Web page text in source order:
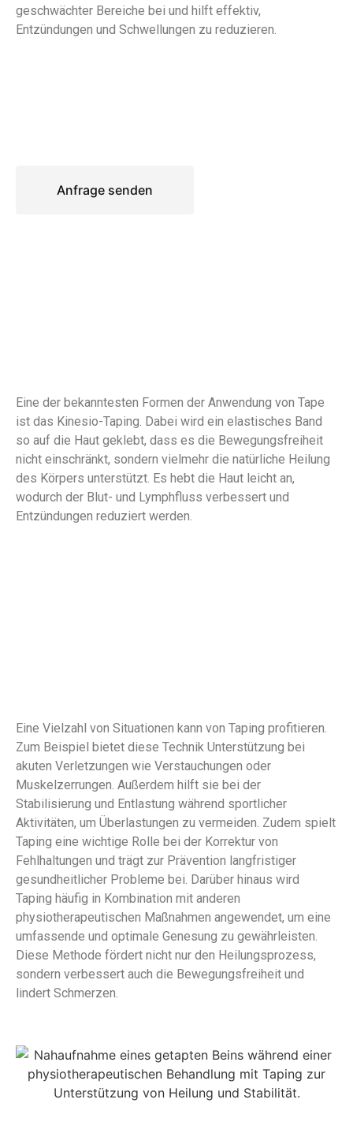
geschwächter Bereiche bei und hilft effektiv,
Entzündungen und Schwellungen zu reduzieren.
Anfrage senden
Eine der bekanntesten Formen der Anwendung von Tape
ist das Kinesio-Taping. Dabei wird ein elastisches Band
so auf die Haut geklebt, dass es die Bewegungsfreiheit
nicht einschränkt, sondern vielmehr die natürliche Heilung
des Körpers unterstützt. Es hebt die Haut leicht an,
wodurch der Blut- und Lymphfluss verbessert und
Entzündungen reduziert werden.
Eine Vielzahl von Situationen kann von Taping profitieren.
Zum Beispiel bietet diese Technik Unterstützung bei
akuten Verletzungen wie Verstauchungen oder
Muskelzerrungen. Außerdem hilft sie bei der
Stabilisierung und Entlastung während sportlicher
Aktivitäten, um Überlastungen zu vermeiden. Zudem spielt
Taping eine wichtige Rolle bei der Korrektur von
Fehlhaltungen und trägt zur Prävention langfristiger
gesundheitlicher Probleme bei. Darüber hinaus wird
Taping häufig in Kombination mit anderen
physiotherapeutischen Maßnahmen angewendet, um eine
umfassende und optimale Genesung zu gewährleisten.
Diese Methode fördert nicht nur den Heilungsprozess,
sondern verbessert auch die Bewegungsfreiheit und
lindert Schmerzen.